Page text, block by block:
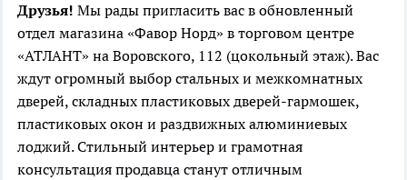
Друзья! Мы рады пригласить вас в обновленный
отдел магазина «Фавор Норд» в торговом центре
«АТЛАНТ» на Воровского, 112 (цокольный этаж). Вас
ждут огромный выбор стальных и межкомнатных
дверей, складных пластиковых дверей-гармошек,
пластиковых окон и раздвижных алюминиевых
лоджий. Стильный интерьер и грамотная
консультация продавца станут отличным